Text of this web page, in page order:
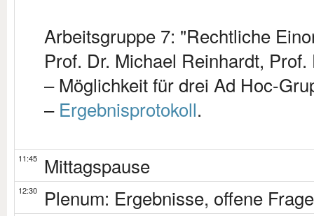
Arbeitsgruppe 7: "Rechtliche
Prof. Dr. Michael Reinhardt,
– Möglichkeit für drei Ad Hoc-
– Ergebnisprotokoll.
11:45 Mittagspause
12:30 Plenum: Ergebnisse, offene